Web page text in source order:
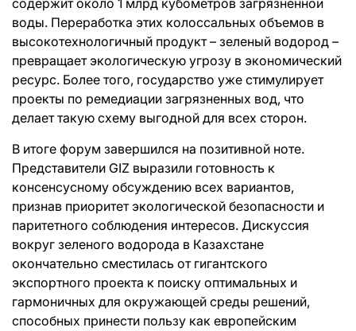
содержит около 1 млрд кубометров загрязненной
воды. Переработка этих колоссальных объемов в
высокотехнологичный продукт – зеленый водород –
превращает экологическую угрозу в экономический
ресурс. Более того, государство уже стимулирует
проекты по ремедиации загрязненных вод, что
делает такую схему выгодной для всех сторон.
В итоге форум завершился на позитивной ноте.
Представители GIZ выразили готовность к
консенсусному обсуждению всех вариантов,
признав приоритет экологической безопасности и
паритетного соблюдения интересов. Дискуссия
вокруг зеленого водорода в Казахстане
окончательно сместилась от гигантского
экспортного проекта к поиску оптимальных и
гармоничных для окружающей среды решений,
способных принести пользу как европейским